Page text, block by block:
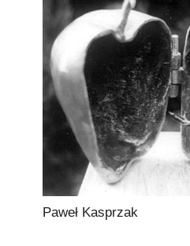
Paweł Kasprzak